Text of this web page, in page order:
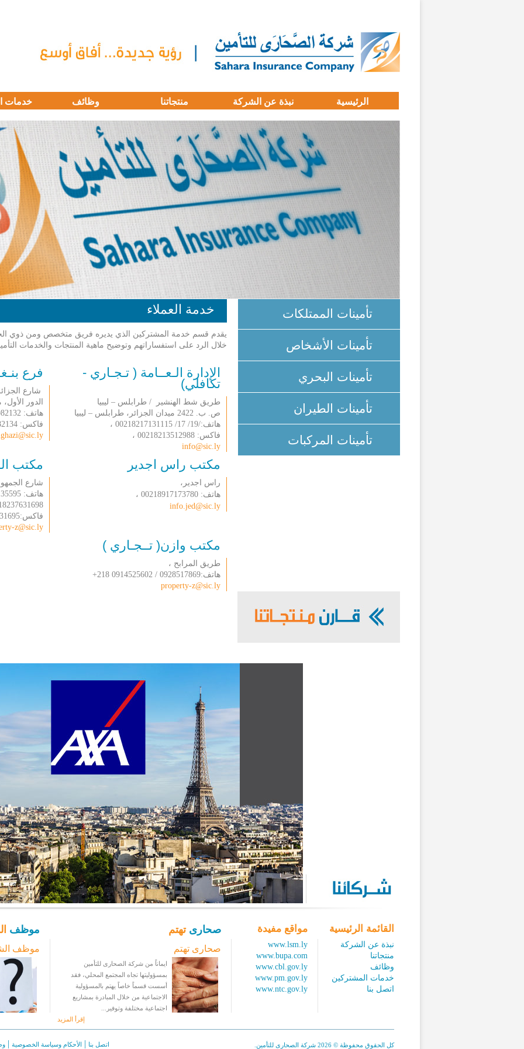
الرئيسية نبذة عن الشركة منتجاتنا وظائف خدمات
تأمينات الممتلكات
تأمينات الأشخاص
تأمينات البحري
تأمينات الطيران
تأمينات المركبات
خدمة العملاء
يقدم قسم خدمة المشتركين الذي يديره فريق متخصص ومن ذوي
خلال الرد على استفساراتهم وتوضيح ماهية المنتجات والخدمات
الإدارة الـعــامة ( تـجـاري -
تكافلي)
طريق شط الهنشير / طرابلس – ليبيا
ص. ب. 2422 ميدان الجزائر، طرابلس – ليبيا
هاتف:/19/ 17/ 00218217131115 ،
فاكس: 00218213512988 ،
info@sic.ly
فرع
شارع
الدور الأول،
هاتف: 9080637,00218619082132 ،
فاكس: 002189082134 ،
مكتب راس اجدير
راس اجدير،
هاتف: 00218917173780 ،
info.jed@sic.ly
مكتب
شارع
هاتف: 00218233135595 ، 0021823731996 ،
00218237631698
فاكس:00218237631695 ،
z@sic.ly
مكتب وازن( تــجـاري )
طريق المرابح ،
هاتف:0928517869 / 0914525602 218+
property-z@sic.ly
القائمة الرئيسية
نبذة عن الشركة
منتجاتنا
وظائف
خدمات المشتركين
اتصل بنا
مواقع مفيدة
www.lsm.ly
www.bupa.com
www.cbl.gov.ly
www.pm.gov.ly
www.ntc.gov.ly
صحارىتهتم
صحارى تهتم
ايماناً من شركة الصحارى للتأمين
بمسؤوليتها تجاه المجتمع المحلي، فقد
أسست قسماً خاصاً يهتم بالمسؤولية
الاجتماعية من خلال المبادرة بمشاريع
اجتماعية مختلفة وتوفير...
إقرأ المزيد
موظف
موظف
كل الحقوق محفوظة © 2026 شركة الصحارى للتأمين. اتصل بنا | الأحكام وسياسة الخصوصية |